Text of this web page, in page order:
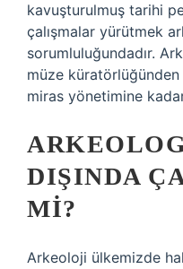
kavuşturulmuş tarihi
çalışmalar yürütmek
sorumluluğundadır.
müze
miras yönetimine
DIŞINDA
MI?
Arkeoloji ülkemizde